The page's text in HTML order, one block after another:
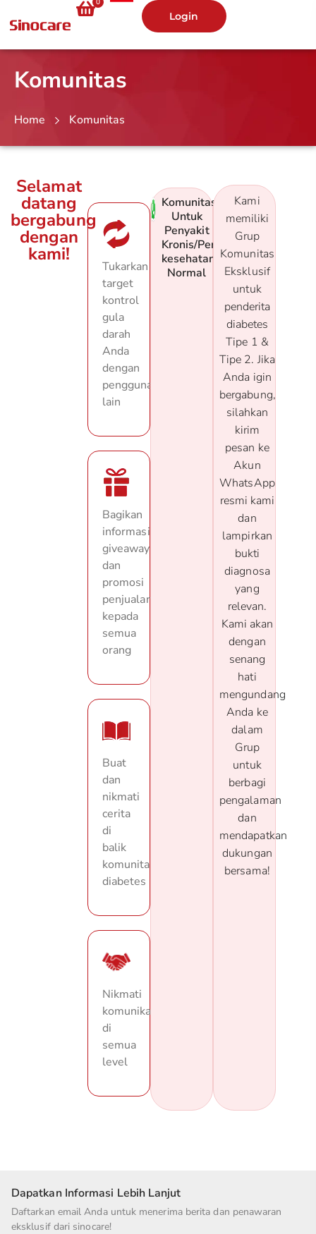
0
Login
Komunitas
Home Komunitas
Selamat
datang
bergabung
dengan
kami!
Tukarkan
target
kontrol
gula
darah
Anda
dengan
pengguna
lain
Bagikan
informasi
giveaway
dan
promosi
penjualan
kepada
semua
orang
Buat
dan
nikmati
cerita
di
balik
komunitas
diabetes
Nikmati
komunikasi
di
semua
level
Komunitas
Untuk
Penyakit
Kronis/Perawatan
kesehatan
Normal
Kami
memiliki
Grup
Komunitas
Eksklusif
untuk
penderita
diabetes
Tipe 1 &
Tipe 2. Jika
Anda igin
bergabung,
silahkan
kirim
pesan ke
Akun
WhatsApp
resmi kami
dan
lampirkan
bukti
diagnosa
yang
relevan.
Kami akan
dengan
senang
hati
mengundang
Anda ke
dalam
Grup
untuk
berbagi
pengalaman
dan
mendapatkan
dukungan
bersama!
Dapatkan Informasi Lebih Lanjut
Daftarkan email Anda untuk menerima berita dan penawaran
eksklusif dari sinocare!